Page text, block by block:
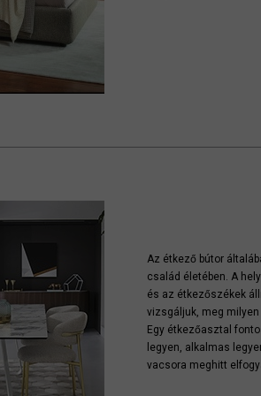
Az étkező bútor
család életében. A
és az étkezőszékek
vizsgáljuk, meg
Egy étkezőasztal
legyen, alkalmas
vacsora meghitt